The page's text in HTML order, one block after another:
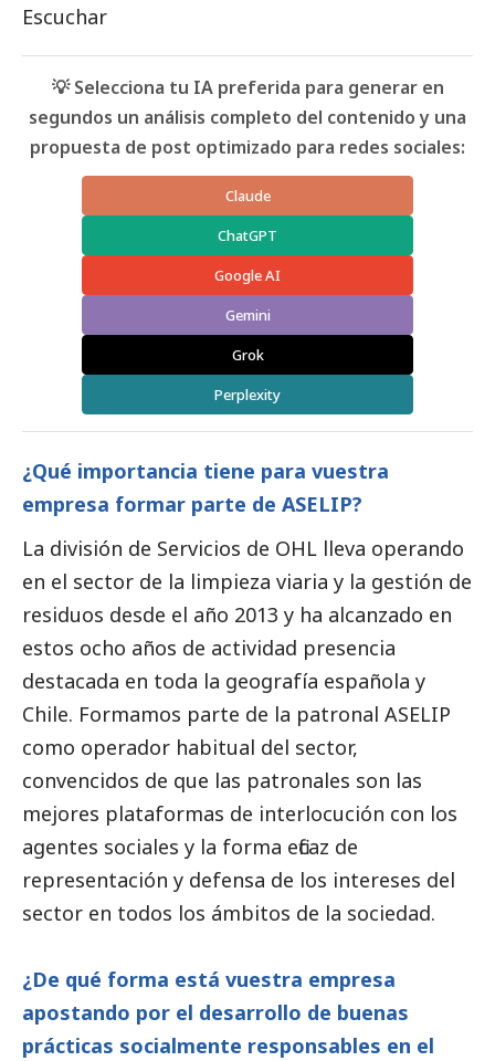
Escuchar
💡 Selecciona tu IA preferida para generar en
segundos un análisis completo del contenido y una
propuesta de post optimizado para redes sociales:
Claude
ChatGPT
Google AI
Gemini
Grok
Perplexity
¿Qué importancia tiene para vuestra
empresa formar parte de ASELIP?
La división de Servicios de OHL lleva operando
en el sector de la limpieza viaria y la gestión de
residuos desde el año 2013 y ha alcanzado en
estos ocho años de actividad presencia
destacada en toda la geografía española y
Chile. Formamos parte de la patronal ASELIP
como operador habitual del sector,
convencidos de que las patronales son las
mejores plataformas de interlocución con los
agentes sociales y la forma eficaz de
representación y defensa de los intereses del
sector en todos los ámbitos de la sociedad.
¿De qué forma está vuestra empresa
apostando por el desarrollo de buenas
prácticas socialmente responsables en el